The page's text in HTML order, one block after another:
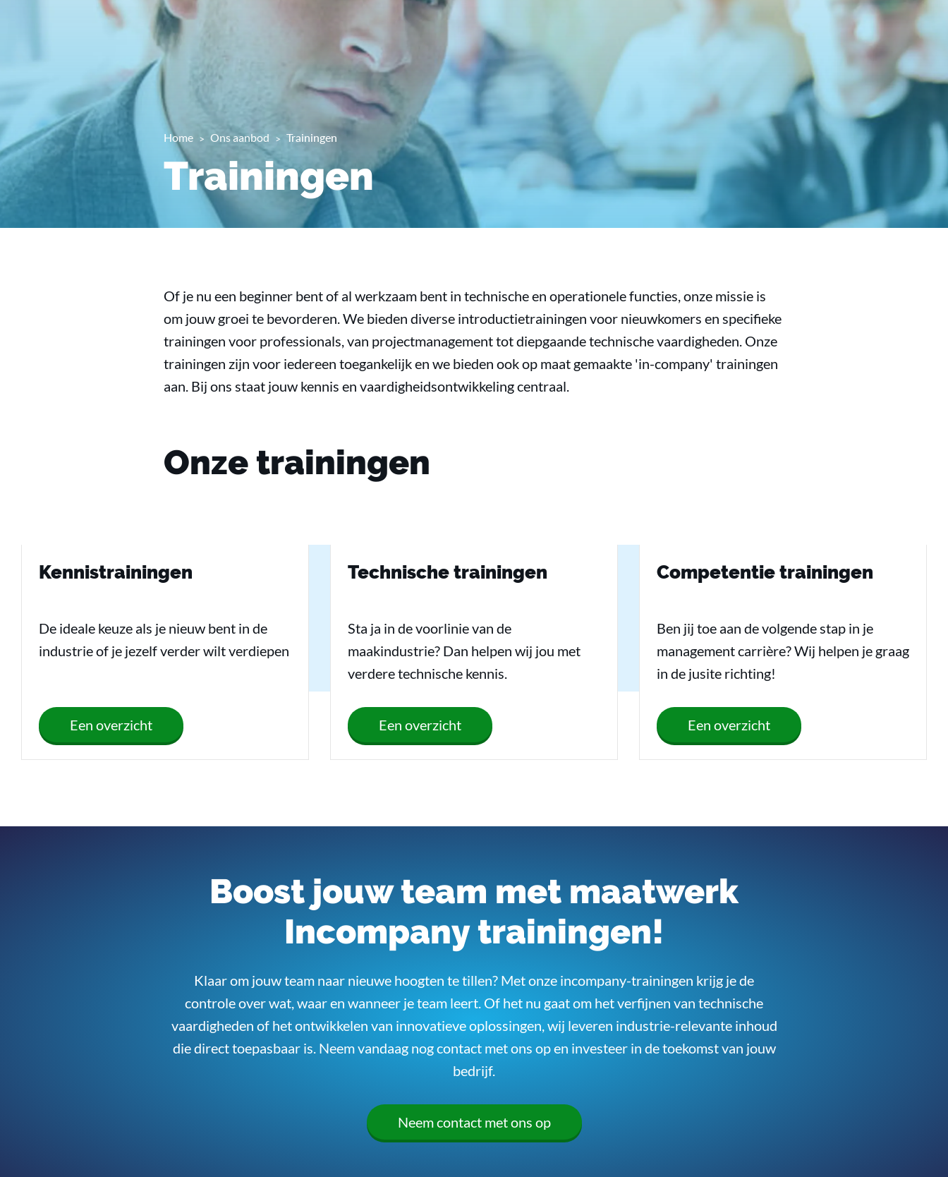
Home Ons aanbod Trainingen
Trainingen
Of je nu een beginner bent of al werkzaam bent in technische en operationele functies, onze missie is
om jouw groei te bevorderen. We bieden diverse introductietrainingen voor nieuwkomers en specifieke
trainingen voor professionals, van projectmanagement tot diepgaande technische vaardigheden. Onze
trainingen zijn voor iedereen toegankelijk en we bieden ook op maat gemaakte 'in-company' trainingen
aan. Bij ons staat jouw kennis en vaardigheidsontwikkeling centraal.
Onze trainingen
Kennistrainingen
De ideale keuze als je nieuw bent in de
industrie of je jezelf verder wilt verdiepen
Een overzicht
Technische trainingen
Sta ja in de voorlinie van de
maakindustrie? Dan helpen wij jou met
verdere technische kennis.
Een overzicht
Competentie trainingen
Ben jij toe aan de volgende stap in je
management carrière? Wij helpen je graag
in de jusite richting!
Een overzicht
Boost jouw team met maatwerk
Incompany trainingen!
Klaar om jouw team naar nieuwe hoogten te tillen? Met onze incompany-trainingen krijg je de
controle over wat, waar en wanneer je team leert. Of het nu gaat om het verfijnen van technische
vaardigheden of het ontwikkelen van innovatieve oplossingen, wij leveren industrie-relevante inhoud
die direct toepasbaar is. Neem vandaag nog contact met ons op en investeer in de toekomst van jouw
bedrijf.
Neem contact met ons op